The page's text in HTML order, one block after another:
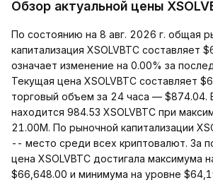
Обзор актуальной цены
По состоянию на 8 авг. 2026 г. общая
капитализация XSOLVBTC составляет
означает изменение на 0.00% за
Текущая цена XSOLVBTC составляет
торговый объем за 24 часа — $874.04.
находится 984.53 XSOLVBTC при
21.00M. По рыночной капитализации
-- место среди всех криптовалют. За
цена XSOLVBTC достигала максимума
$66,648.00 и минимума на уровне